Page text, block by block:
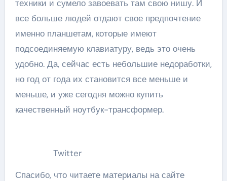
техники и сумело завоевать там свою нишу. И
все больше людей отдают свое предпочтение
именно планшетам, которые имеют
подсоединяемую клавиатуру, ведь это очень
удобно. Да, сейчас есть небольшие недоработки,
но год от года их становится все меньше и
меньше, и уже сегодня можно купить
качественный ноутбук-трансформер.
Twitter
Спасибо, что читаете материалы на сайте